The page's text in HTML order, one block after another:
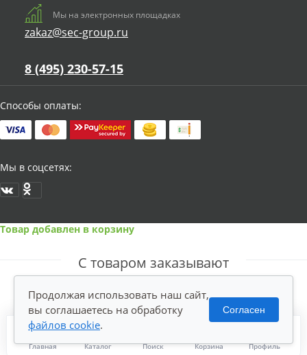
Главная Каталог Поиск Корзина Профиль
Мы на электронных площадках
zakaz@sec-group.ru
8 (495) 230-57-15
Способы оплаты:
Мы в соцсетях:
Товар добавлен в корзину
С товаром заказывают
Продолжая использовать наш сайт,
вы соглашаетесь на обработку
файлов cookie.
Согласен